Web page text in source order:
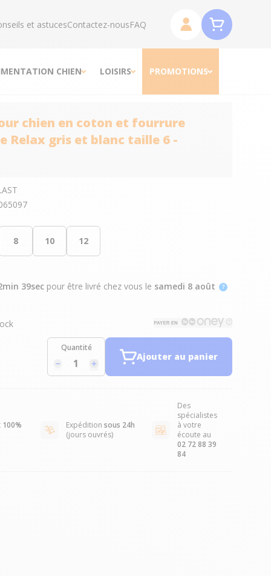
et astucesContactez-nousFAQ
CHIEN LOISIRS PROMOTIONS
chien en coton et fourrure
Relax gris et blanc taille 6 -
8 10 12
38secpour être livré chez vous le samedi 8 août
Quantité
Ajouter au panier
100%
Expédition sous 24h
(jours ouvrés)
Des
spécialistes
à votre
écoute au
02 72 88 39
84